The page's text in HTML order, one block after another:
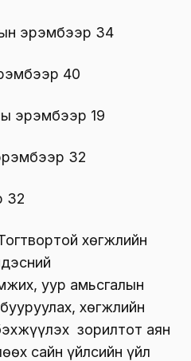
эрэмбээр 34
40
эрэмбээр 19
32
32
хөгжлийн
уур амьсгалын
хөгжлийн
зорилтот аян
сайн үйлсийн үйл